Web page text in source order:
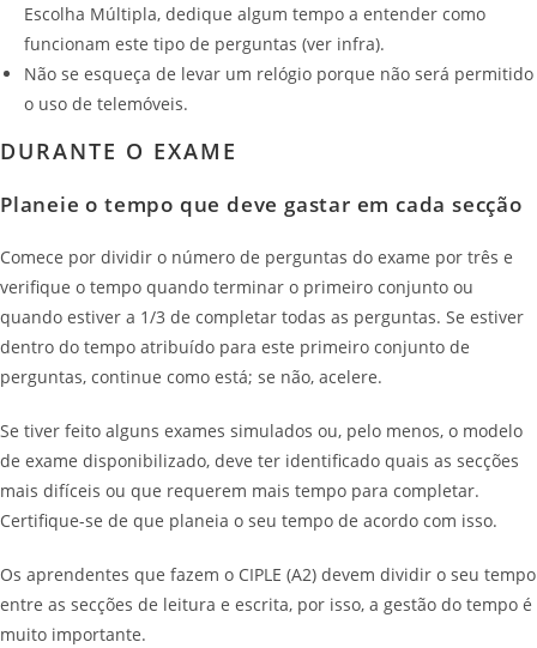
Escolha Múltipla, dedique algum tempo a entender como
funcionam este tipo de perguntas (ver infra).
Não se esqueça de levar um relógio porque não será permitido
o uso de telemóveis.
DURANTE O EXAME
Planeie o tempo que deve gastar em cada secção
Comece por dividir o número de perguntas do exame por três e
verifique o tempo quando terminar o primeiro conjunto ou
quando estiver a 1/3 de completar todas as perguntas. Se estiver
dentro do tempo atribuído para este primeiro conjunto de
perguntas, continue como está; se não, acelere.
Se tiver feito alguns exames simulados ou, pelo menos, o modelo
de exame disponibilizado, deve ter identificado quais as secções
mais difíceis ou que requerem mais tempo para completar.
Certifique-se de que planeia o seu tempo de acordo com isso.
Os aprendentes que fazem o CIPLE (A2) devem dividir o seu tempo
entre as secções de leitura e escrita, por isso, a gestão do tempo é
muito importante.